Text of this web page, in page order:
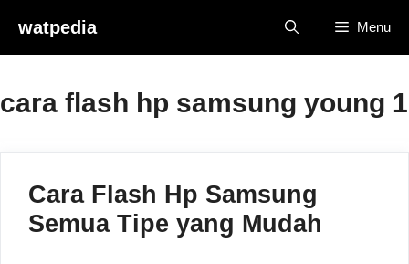
content
watpedia Menu
cara flash hp samsung young 1
Cara Flash Hp Samsung
Semua Tipe yang Mudah